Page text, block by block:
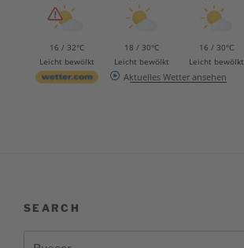
16 / 32°C
Leicht bewölkt
18 / 30°C
Leicht bewölkt
16 / 30°C
Leicht bewölkt
Aktuelles Wetter ansehen
SEARCH